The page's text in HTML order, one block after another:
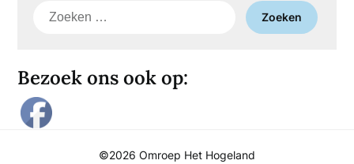
Zoeken
Bezoek ons ook op:
©2026 Omroep Het Hogeland